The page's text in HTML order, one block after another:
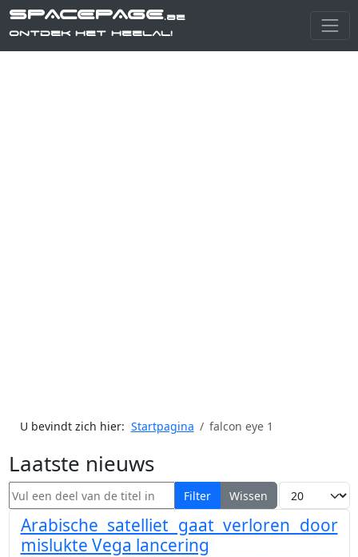
SPACEPAGE.be
Ontdek het heelal!
U bevindt zich hier: Startpagina falcon eye 1
Laatste nieuws
Vul een deel van de titel in Filter Wissen Toon #
Arabische satelliet gaat verloren door
mislukte Vega lancering